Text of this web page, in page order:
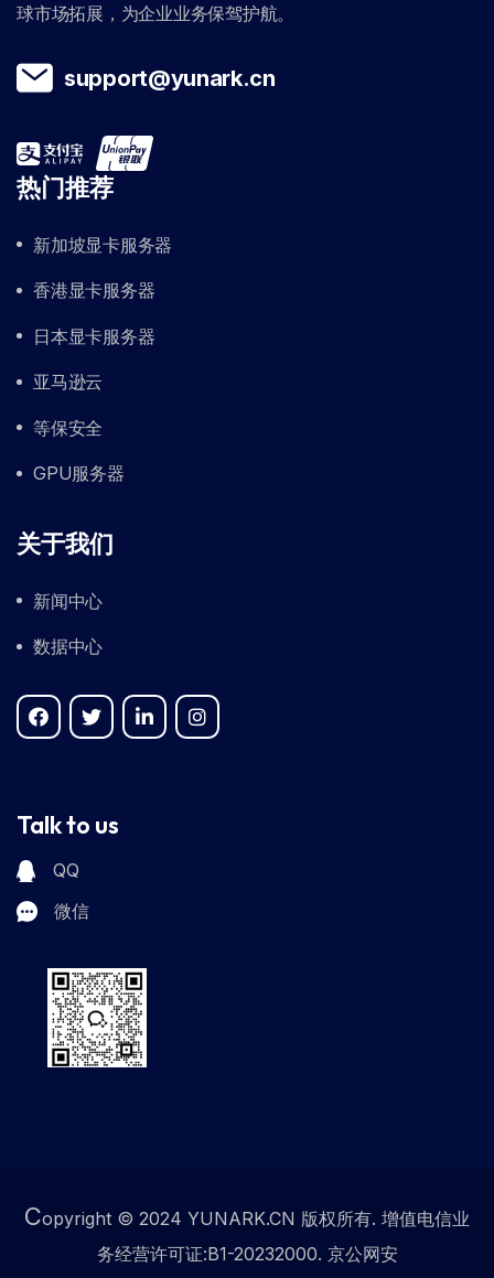
球市场拓展，为企业业务保驾护航。
support@yunark.cn
热门推荐
新加坡显卡服务器
香港显卡服务器
日本显卡服务器
亚马逊云
等保安全
GPU服务器
关于我们
新闻中心
数据中心
Talk to us
QQ
微信
Copyright © 2024 YUNARK.CN 版权所有. 增值电信业
务经营许可证:B1-20232000. 京公网安